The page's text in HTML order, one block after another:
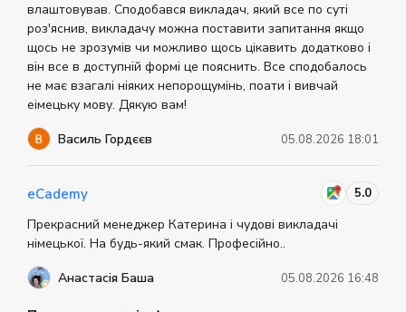
влаштовував. Сподобався викладач, який все по суті
роз'яснив, викладачу можна поставити запитання якщо
щось не зрозумів чи можливо щось цікавить додатково і
він все в доступній формі це пояснить. Все сподобалось
не має взагалі ніяких непорощумінь, поати і вивчай
еімецьку мову. Дякую вам!
Василь Гордєєв
05.08.2026 18:01
eCademy 5.0
Прекрасний менеджер Катерина і чудові викладачі
німецької. На будь-який смак. Професійно..
Анастасія Баша
05.08.2026 16:48